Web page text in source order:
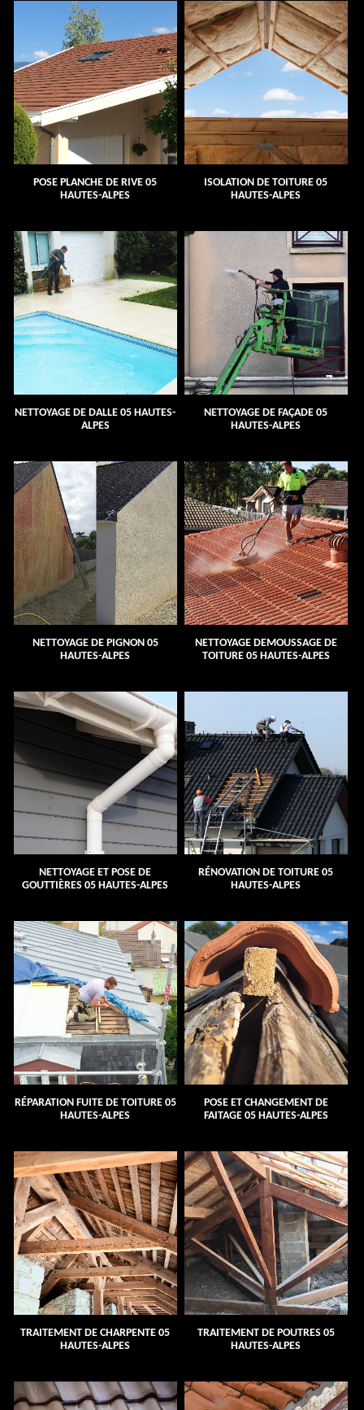
POSE PLANCHE DE RIVE 05
HAUTES-ALPES
ISOLATION DE TOITURE 05
HAUTES-ALPES
NETTOYAGE DE DALLE 05 HAUTES-
ALPES
NETTOYAGE DE FAÇADE 05
HAUTES-ALPES
NETTOYAGE DE PIGNON 05
HAUTES-ALPES
NETTOYAGE DEMOUSSAGE DE
TOITURE 05 HAUTES-ALPES
NETTOYAGE ET POSE DE
GOUTTIÈRES 05 HAUTES-ALPES
RÉNOVATION DE TOITURE 05
HAUTES-ALPES
RÉPARATION FUITE DE TOITURE 05
HAUTES-ALPES
POSE ET CHANGEMENT DE
FAITAGE 05 HAUTES-ALPES
TRAITEMENT DE CHARPENTE 05
HAUTES-ALPES
TRAITEMENT DE POUTRES 05
HAUTES-ALPES